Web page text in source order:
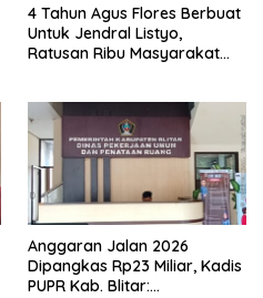
4 Tahun Agus Flores Berbuat
Untuk Jendral Listyo,
Ratusan Ribu Masyarakat
Anggaran Jalan 2026
Dipangkas Rp23 Miliar, Kadis
PUPR Kab. Blitar: